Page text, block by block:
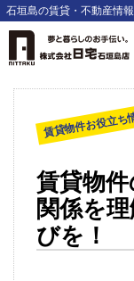
石垣島の賃貸・不動産情
賃貸物件お役立
賃貸物
関係を
びを！